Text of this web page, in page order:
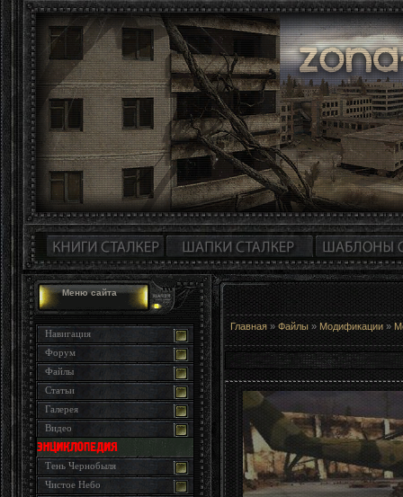
Меню сайта
Навигация
Форум
Файлы
Статьи
Галерея
Видео
Тень Чернобыля
Чистое Небо
Главная » Файлы » Модификации »